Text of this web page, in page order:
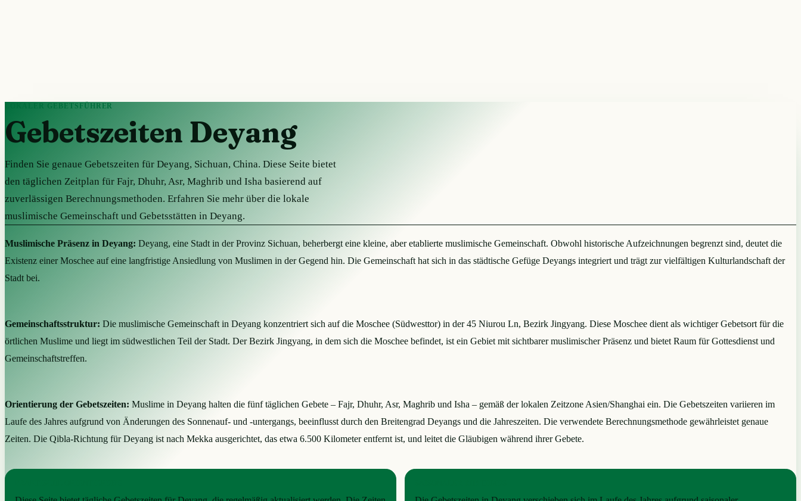
LOKALER GEBETSFÜHRER
Gebetszeiten Deyang
Finden Sie genaue Gebetszeiten für Deyang, Sichuan, China. Diese Seite bietet
den täglichen Zeitplan für Fajr, Dhuhr, Asr, Maghrib und Isha basierend auf
zuverlässigen Berechnungsmethoden. Erfahren Sie mehr über die lokale
muslimische Gemeinschaft und Gebetsstätten in Deyang.
Muslimische Präsenz in Deyang: Deyang, eine Stadt in der Provinz Sichuan, beherbergt eine kleine, aber etablierte muslimische Gemeinschaft. Obwohl historische Aufzeichnungen begrenzt sind, deutet die
Existenz einer Moschee auf eine langfristige Ansiedlung von Muslimen in der Gegend hin. Die Gemeinschaft hat sich in das städtische Gefüge Deyangs integriert und trägt zur vielfältigen Kulturlandschaft der
Stadt bei.
Gemeinschaftsstruktur: Die muslimische Gemeinschaft in Deyang konzentriert sich auf die Moschee (Südwesttor) in der 45 Niurou Ln, Bezirk Jingyang. Diese Moschee dient als wichtiger Gebetsort für die
örtlichen Muslime und liegt im südwestlichen Teil der Stadt. Der Bezirk Jingyang, in dem sich die Moschee befindet, ist ein Gebiet mit sichtbarer muslimischer Präsenz und bietet Raum für Gottesdienst und
Gemeinschaftstreffen.
Orientierung der Gebetszeiten: Muslime in Deyang halten die fünf täglichen Gebete – Fajr, Dhuhr, Asr, Maghrib und Isha – gemäß der lokalen Zeitzone Asien/Shanghai ein. Die Gebetszeiten variieren im
Laufe des Jahres aufgrund von Änderungen des Sonnenauf- und -untergangs, beeinflusst durch den Breitengrad Deyangs und die Jahreszeiten. Die verwendete Berechnungsmethode gewährleistet genaue
Zeiten. Die Qibla-Richtung für Deyang ist nach Mekka ausgerichtet, das etwa 6.500 Kilometer entfernt ist, und leitet die Gläubigen während ihrer Gebete.